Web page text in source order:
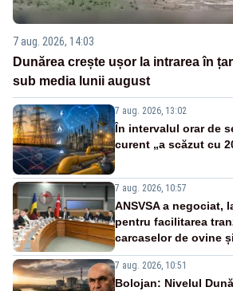
7 aug. 2026, 14:03
Dunărea crește ușor la intrarea în
sub media lunii august
7 aug. 2026, 13:02
În intervalul orar de
curent „a scăzut cu
7 aug. 2026, 10:57
ANSVSA a negociat,
pentru facilitarea
carcaselor de ovine
7 aug. 2026, 10:51
Bolojan: Nivelul